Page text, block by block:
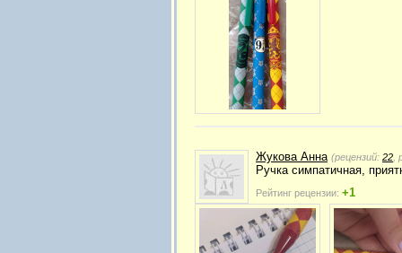
Жукова Анна (рецензий: 22
Ручка симпатичная,
Рейтинг рецензии: +1